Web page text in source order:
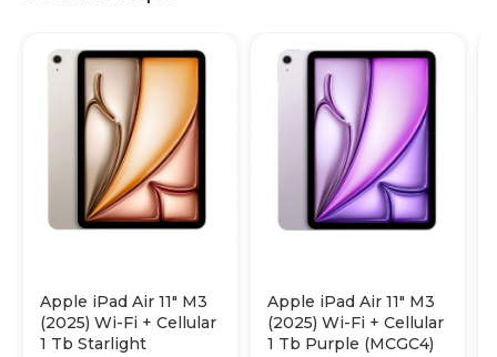
Apple iPad Air 11" M3
(2025) Wi-Fi + Cellular
1 Tb Starlight
Apple iPad Air 11" M3
(2025) Wi-Fi + Cellular
1 Tb Purple (MCGC4)